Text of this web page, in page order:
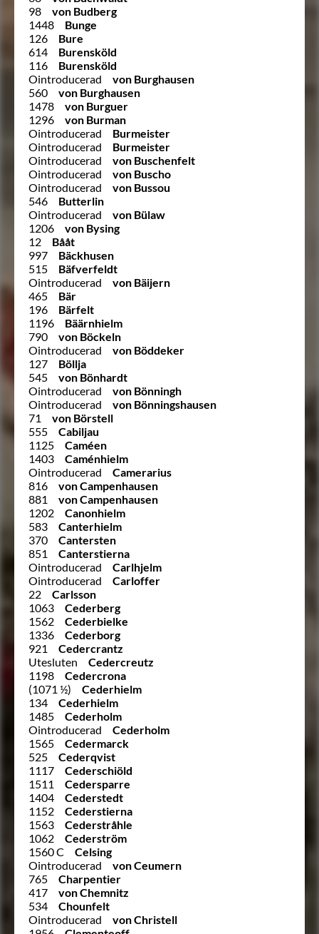
98
von Budberg
1448
Bunge
126
Bure
614
Burensköld
116
Burensköld
Ointroducerad
von Burghausen
560
von Burghausen
1478
von Burguer
1296
von Burman
Ointroducerad
Burmeister
Ointroducerad
Burmeister
Ointroducerad
von Buschenfelt
Ointroducerad
von Buscho
Ointroducerad
von Bussou
546
Butterlin
Ointroducerad
von Bülaw
1206
von Bysing
12
Bååt
997
Bäckhusen
515
Bäfverfeldt
Ointroducerad
von Bäijern
465
Bär
196
Bärfelt
1196
Bäärnhielm
790
von Böckeln
Ointroducerad
von Böddeker
127
Böllja
545
von Bönhardt
Ointroducerad
von Bönningh
Ointroducerad
von Bönningshausen
71
von Börstell
555
Cabiljau
1125
Caméen
1403
Caménhielm
Ointroducerad
Camerarius
816
von Campenhausen
881
von Campenhausen
1202
Canonhielm
583
Canterhielm
370
Cantersten
851
Canterstierna
Ointroducerad
Carlhjelm
Ointroducerad
Carloffer
22
Carlsson
1063
Cederberg
1562
Cederbielke
1336
Cederborg
921
Cedercrantz
Utesluten
Cedercreutz
1198
Cedercrona
(1071 ½)
Cederhielm
134
Cederhielm
1485
Cederholm
Ointroducerad
Cederholm
1565
Cedermarck
525
Cederqvist
1117
Cederschiöld
1511
Cedersparre
1404
Cederstedt
1152
Cederstierna
1563
Cederstråhle
1062
Cederström
1560 C
Celsing
Ointroducerad
von Ceumern
765
Charpentier
417
von Chemnitz
534
Chounfelt
Ointroducerad
von Christell